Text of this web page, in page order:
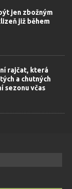
jen zbožným
již během
rajčat, která
a chutných
sezonu včas